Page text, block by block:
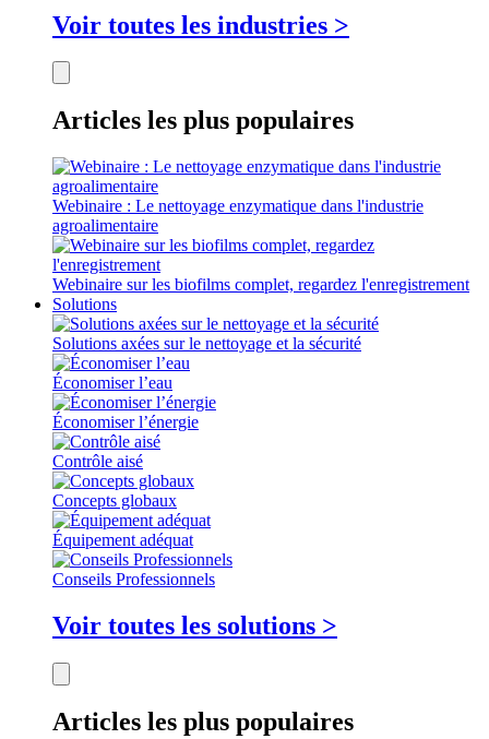
Voir toutes les industries >
Articles les plus populaires
Webinaire : Le nettoyage enzymatique dans l'industrie
agroalimentaire
Webinaire sur les biofilms complet, regardez l'enregistrement
Solutions
Solutions axées sur le nettoyage et la sécurité
Économiser l’eau
Économiser l’énergie
Contrôle aisé
Concepts globaux
Équipement adéquat
Conseils Professionnels
Voir toutes les solutions >
Articles les plus populaires